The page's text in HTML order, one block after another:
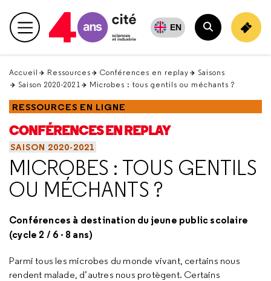
en
haut Menu principal EN
Rechercher
Accueil Ressources Conférences en replay
Saisons
Saison 2020-2021
Microbes : tous gentils ou méchants ?
RESSOURCES EN LIGNE
CONFÉRENCES EN REPLAY
SAISON 2020-2021
MICROBES : TOUS GENTILS
OU MÉCHANTS ?
Conférences à destination du jeune public scolaire
(cycle 2 / 6 - 8 ans)
Parmi tous les microbes du monde vivant, certains nous
rendent malade, d’autres nous protègent. Certains